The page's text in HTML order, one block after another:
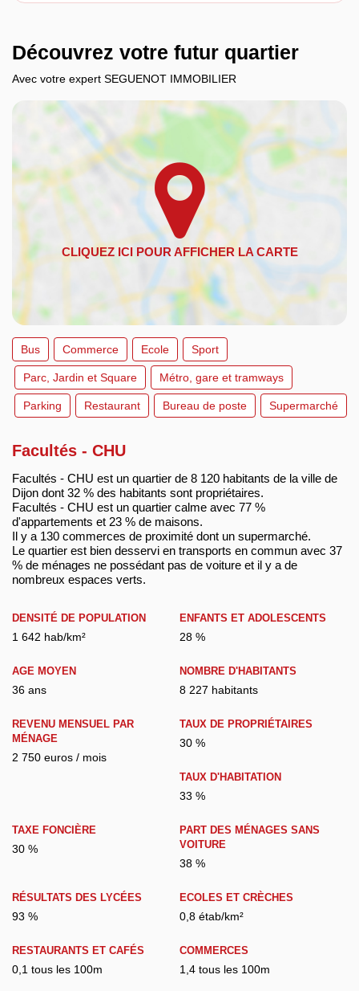
Découvrez votre futur quartier
Avec votre expert SEGUENOT IMMOBILIER
Bus Commerce Ecole Sport
Parc, Jardin et Square Métro, gare et tramways
Parking Restaurant Bureau de poste Supermarché
Facultés - CHU
Facultés - CHU est un quartier de 8 120 habitants de la ville de
Dijon dont 32 % des habitants sont propriétaires.
Facultés - CHU est un quartier calme avec 77 %
d'appartements et 23 % de maisons.
Il y a 130 commerces de proximité dont un supermarché.
Le quartier est bien desservi en transports en commun avec 37
% de ménages ne possédant pas de voiture et il y a de
nombreux espaces verts.
DENSITÉ DE POPULATION
1 642 hab/km²
ENFANTS ET ADOLESCENTS
28 %
AGE MOYEN
36 ans
NOMBRE D'HABITANTS
8 227 habitants
REVENU MENSUEL PAR
MÉNAGE
2 750 euros / mois
TAUX DE PROPRIÉTAIRES
30 %
TAUX D'HABITATION
33 %
TAXE FONCIÈRE
30 %
PART DES MÉNAGES SANS
VOITURE
38 %
RÉSULTATS DES LYCÉES
93 %
ECOLES ET CRÈCHES
0,8 étab/km²
RESTAURANTS ET CAFÉS
0,1 tous les 100m
COMMERCES
1,4 tous les 100m